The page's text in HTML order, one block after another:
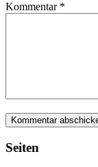
Kommentar *
Seiten